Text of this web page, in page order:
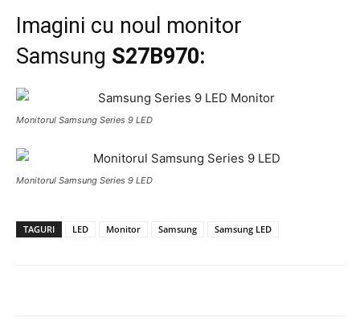
Imagini cu noul monitor
Samsung S27B970:
Monitorul Samsung Series 9 LED
Monitorul Samsung Series 9 LED
TAGURI LED Monitor Samsung Samsung LED